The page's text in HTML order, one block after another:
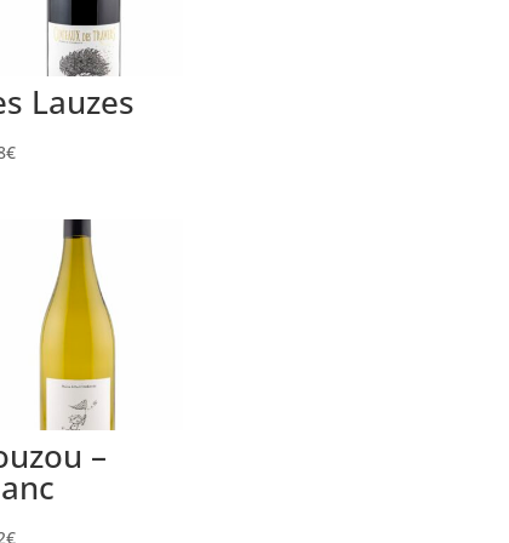
Lauzes
€
–
€